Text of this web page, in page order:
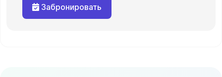
Забронировать